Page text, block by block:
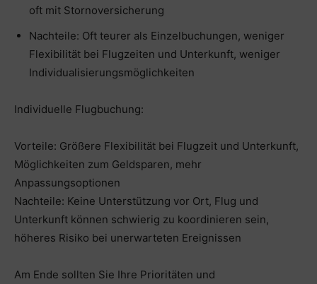
oft mit Stornoversicherung
Nachteile: Oft teurer als Einzelbuchungen, weniger
Flexibilität bei Flugzeiten und Unterkunft, weniger
Individualisierungsmöglichkeiten
Individuelle Flugbuchung:
Vorteile: Größere Flexibilität bei Flugzeit und Unterkunft,
Möglichkeiten zum Geldsparen, mehr
Anpassungsoptionen
Nachteile: Keine Unterstützung vor Ort, Flug und
Unterkunft können schwierig zu koordinieren sein,
höheres Risiko bei unerwarteten Ereignissen
Am Ende sollten Sie Ihre Prioritäten und